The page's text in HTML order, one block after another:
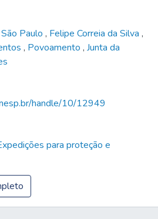
São Paulo , Felipe Correia da Silva ,
, Povoamento , Junta da
handle/10/12949
para proteção e